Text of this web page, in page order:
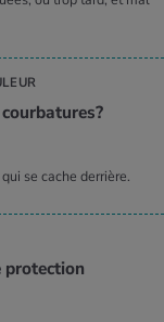
se cache derrière.
pro­tec­tion